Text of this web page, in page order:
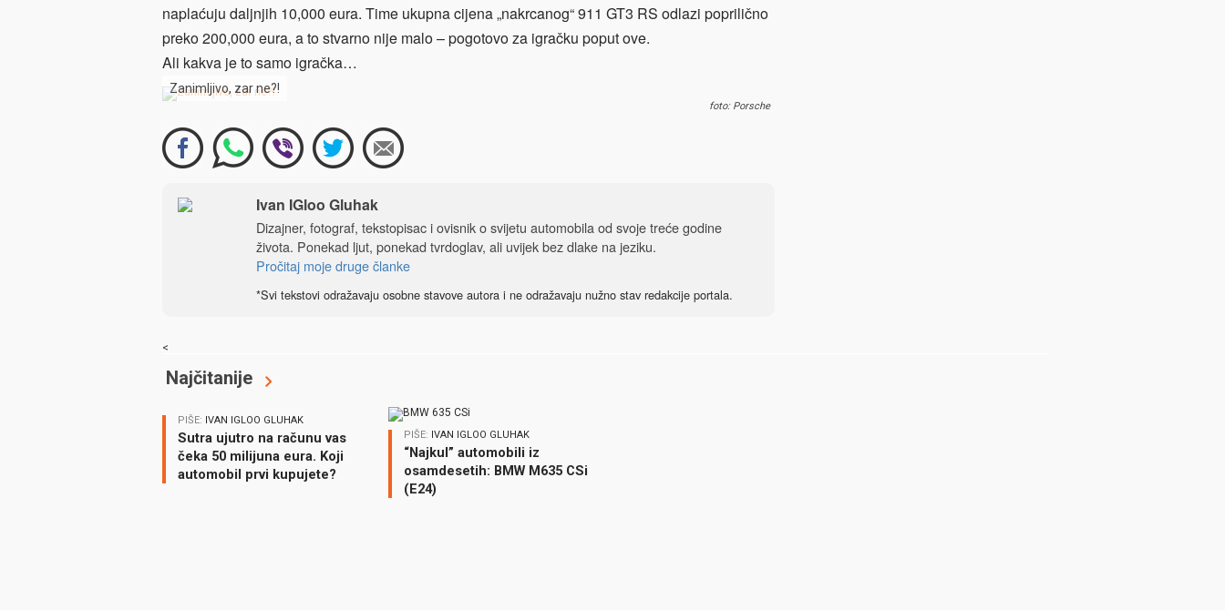
naplaćuju daljnjih 10,000 eura. Time ukupna cijena „nakrcanog“ 911 GT3 RS odlazi poprilično
preko 200,000 eura, a to stvarno nije malo – pogotovo za igračku poput ove.
Ali kakva je to samo igračka…
Zanimljivo, zar ne?!
foto: Porsche
Ivan IGloo Gluhak
Dizajner, fotograf, tekstopisac i ovisnik o svijetu automobila od svoje treće godine
života. Ponekad ljut, ponekad tvrdoglav, ali uvijek bez dlake na jeziku.
Pročitaj moje druge članke
*Svi tekstovi odražavaju osobne stavove autora i ne odražavaju nužno stav redakcije portala.
<
Najčitanije
PIŠE: IVAN IGLOO GLUHAK
Sutra ujutro na računu vas
čeka 50 milijuna eura. Koji
automobil prvi kupujete?
PIŠE: IVAN IGLOO GLUHAK
“Najkul” automobili iz
osamdesetih: BMW M635 CSi
(E24)